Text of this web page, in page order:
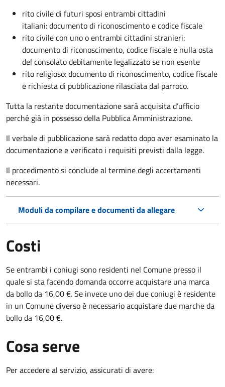
rito civile di futuri sposi entrambi cittadini
italiani: documento di riconoscimento e codice fiscale
rito civile con uno o entrambi cittadini stranieri:
documento di riconoscimento, codice fiscale e nulla osta
del consolato debitamente legalizzato se non esente
rito religioso: documento di riconoscimento, codice fiscale
e richiesta di pubblicazione rilasciata dal parroco.
Tutta la restante documentazione sarà acquisita d’ufficio
perché già in possesso della Pubblica Amministrazione.
Il verbale di pubblicazione sarà redatto dopo aver esaminato la
documentazione e verificato i requisiti previsti dalla legge.
Il procedimento si conclude al termine degli accertamenti
necessari.
Moduli da compilare e documenti da allegare
Costi
Se entrambi i coniugi sono residenti nel Comune presso il
quale si sta facendo domanda occorre acquistare una marca
da bollo da 16,00 €. Se invece uno dei due coniugi è residente
in un Comune diverso è necessario acquistare due marche da
bollo da 16,00 €.
Cosa serve
Per accedere al servizio, assicurati di avere: